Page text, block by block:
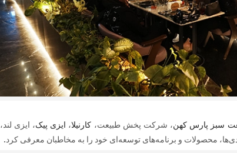
سبز پارس کهن، شرکت پخش طبیعت، کارنیلا، ایزی پیک، ایزی لند،
محصولات و برنامه‌های توسعه‌ای خود را به مخاطبان معرفی کرد.